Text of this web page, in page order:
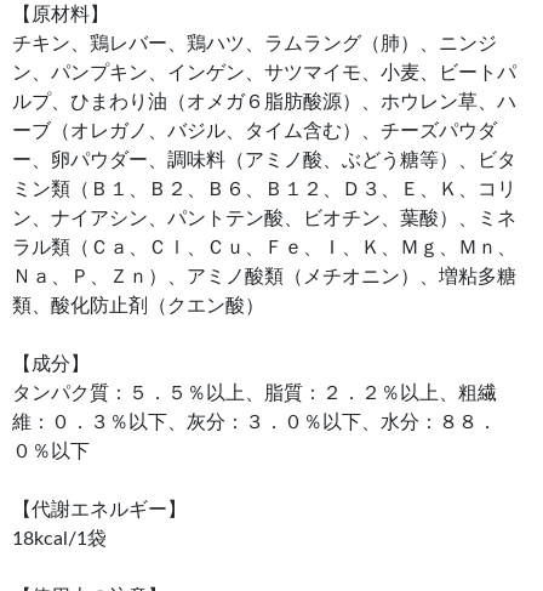
【原材料】
チキン、鶏レバー、鶏ハツ、ラムラング（肺）、ニンジ
ン、パンプキン、インゲン、サツマイモ、小麦、ビートパ
ルプ、ひまわり油（オメガ６脂肪酸源）、ホウレン草、ハ
ーブ（オレガノ、バジル、タイム含む）、チーズパウダ
ー、卵パウダー、調味料（アミノ酸、ぶどう糖等）、ビタ
ミン類（Ｂ１、Ｂ２、Ｂ６、Ｂ１２、Ｄ３、Ｅ、Ｋ、コリ
ン、ナイアシン、パントテン酸、ビオチン、葉酸）、ミネ
ラル類（Ｃａ、Ｃｌ、Ｃｕ、Ｆｅ、Ｉ、Ｋ、Ｍｇ、Ｍｎ、
Ｎａ、Ｐ、Ｚｎ）、アミノ酸類（メチオニン）、増粘多糖
類、酸化防止剤（クエン酸）
【成分】
タンパク質：５．５％以上、脂質：２．２％以上、粗繊
維：０．３％以下、灰分：３．０％以下、水分：８８．
０％以下
【代謝エネルギー】
18kcal/1袋